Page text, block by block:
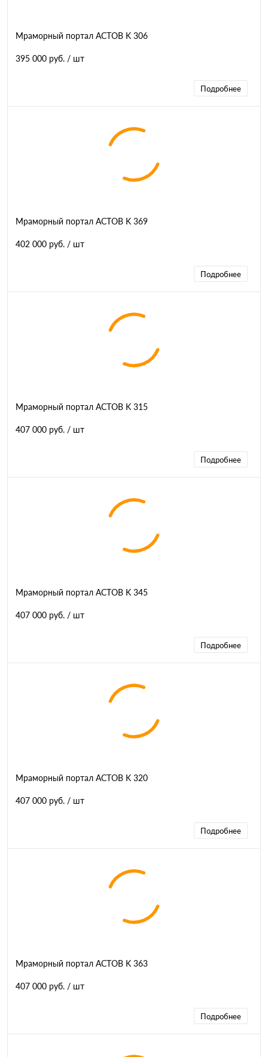
Мраморный портал АСТОВ K 306
395 000 руб. / шт
Подробнее
Мраморный портал АСТОВ K 369
402 000 руб. / шт
Подробнее
Мраморный портал АСТОВ K 315
407 000 руб. / шт
Подробнее
Мраморный портал АСТОВ K 345
407 000 руб. / шт
Подробнее
Мраморный портал АСТОВ K 320
407 000 руб. / шт
Подробнее
Мраморный портал АСТОВ K 363
407 000 руб. / шт
Подробнее